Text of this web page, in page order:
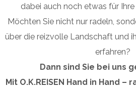
dabei auch noch etwas für
Möchten Sie nicht nur radeln,
über die reizvolle Landschaft und
erfahren?
Dann sind Sie bei uns
Mit O.K.REISEN Hand in Hand